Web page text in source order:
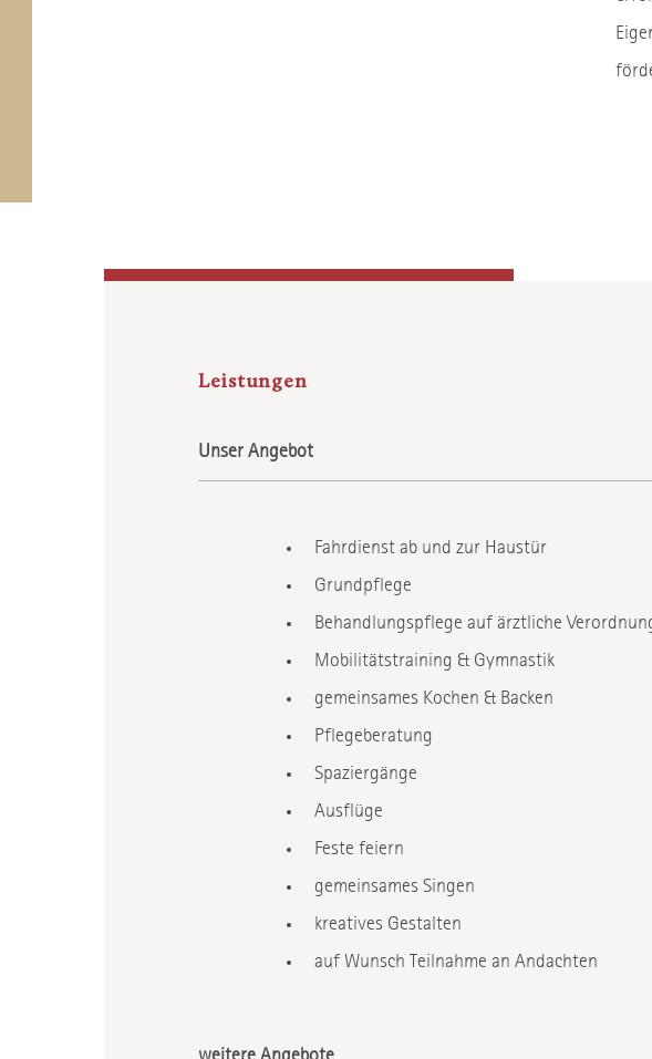
Leistungen
Unser Angebot
Fahrdienst ab und zur Haustür
Grundpflege
Behandlungspflege auf ärztliche
Mobilitätstraining & Gymnastik
gemeinsames Kochen & Backen
Pflegeberatung
Spaziergänge
Ausflüge
Feste feiern
gemeinsames Singen
kreatives Gestalten
auf Wunsch Teilnahme an Andachten
weitere Angebote